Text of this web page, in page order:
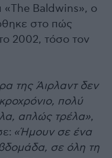
«The Baldwins», ο
στο πώς
2002, τόσο τον
της Άιρλαντ δεν
πολύ
απλώς τρέλα»,
«Ήμουν σε ένα
σε όλη τη